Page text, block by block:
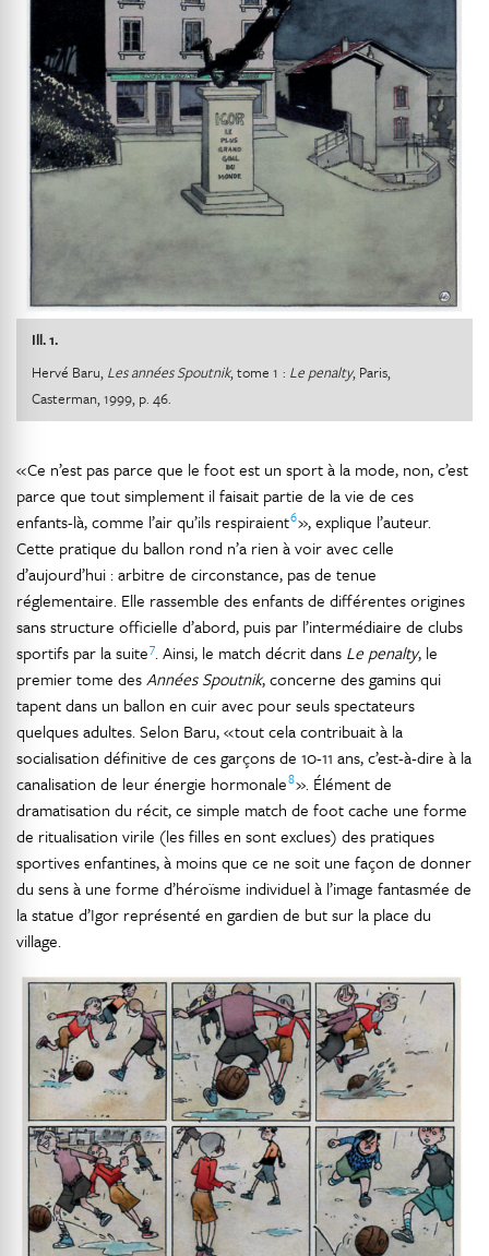
Ill. 1.
Hervé Baru, Les années Spoutnik, tome 1 : Le penalty, Paris,
Casterman, 1999, p. 46.
« Ce n’est pas parce que le foot est un sport à la mode, non, c’est
parce que tout simplement il faisait partie de la vie de ces
enfants-là, comme l’air qu’ils respiraient6», explique l’auteur.
Cette pratique du ballon rond n’a rien à voir avec celle
d’aujourd’hui : arbitre de circonstance, pas de tenue
réglementaire. Elle rassemble des enfants de différentes origines
sans structure officielle d’abord, puis par l’intermédiaire de clubs
sportifs par la suite7. Ainsi, le match décrit dans Le penalty, le
premier tome desAnnées Spoutnik, concerne des gamins qui
tapent dans un ballon en cuir avec pour seuls spectateurs
quelques adultes. Selon Baru, « tout cela contribuait à la
socialisation définitive de ces garçons de 10-11 ans, c’est-à-dire à la
canalisation de leur énergie hormonale8». Élément de
dramatisation du récit, ce simple match de foot cache une forme
de ritualisation virile (les filles en sont exclues) des pratiques
sportives enfantines, à moins que ce ne soit une façon de donner
du sens à une forme d’héroïsme individuel à l’image fantasmée de
la statue d’Igor représenté en gardien de but sur la place du
village.